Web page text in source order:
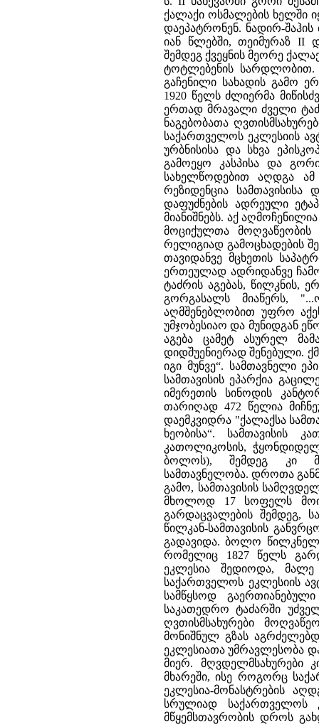
ქალაქი ოსმალების ხელში
დაეპატრონენ. ნადირ-
იან წლებში, თეიმურაზ II
შემდეგ ქვეყნის მეორე
ტოტლებენის სარდლობით.
გაჩენილი სახადის გამო
1920 წელს ძლიერმა
ერთად მრავალი ძველი
ნაგებობათა
საქართველოს ეკლესიის
ურბნისისა და სხვა
გამოეყო კასპისა და
სახელწოდებით აღდგა
რეზიდენცია
დაფუძნების ადრეული
მიანიშნებს. აქ
მოციქულთა მოღვაწეობის
რელიგიად გამოცხადების
თავიდანვე მცხეთის
ერთეულად ადრიდანვე
ტაძრის აგებას, წილკნის,
გორგასალს მიაწერს,
აღმშენებლობით უფრო
უმჯობესიაო და მუნიდგან
აგება ცამეტ ასურელ
დიდშუენიერად შენებული.
იგი მუნვე“. სამთავნელი
სამთავისის ეპარქია
იმერეთის სინოდის
თარიღად 472 წელია
დაემკვიდრა "ქალაქსა
ხეობისა“. სამთავისის
კათოლიკოსის,
ბოლოს), შემდეგ კი
სამთავნელობა. დროთა
გამო, სამთავისის
მხოლოდ 17 სოფელს
გარდაცვალების შემდეგ,
წილკან-სამთავისის
გადავიდა. ბოლო წილკნელ-
რომელიც 1827 წელს
ეკლესია შედიოდა, მალე
საქართველოს ეკლესიის
სამწყსოდ
საკათედრო ტაძარში
ღვთისმსახურები
მონიშნულ გზას
ეკლესიათა უმრავლესობა
მიერ. მღვდელმსახურები
მხარეში, ისე როგორც
ეკლესია-მონასტრების
სრულიად საქართველოს
მწყემსთავრობის დროს